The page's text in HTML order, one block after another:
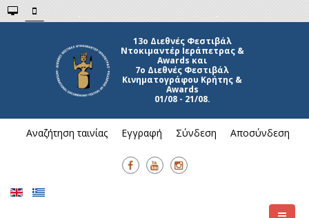
13ο Διεθνές Φεστιβάλ
Ντοκιμαντέρ Ιεράπετρας &
Awards και
7ο Διεθνές Φεστιβάλ
Κινηματογράφου Κρήτης &
Awards
01/08 - 21/08.
Αναζήτηση ταινίας Εγγραφή Σύνδεση Αποσύνδεση